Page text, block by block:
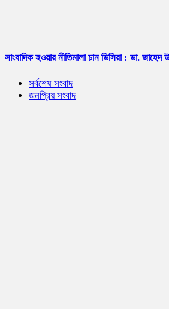
সাংবাদিক হওয়ার নীতিমালা চান ডিসিরা : ডা. জাহেদ
সর্বশেষ সংবাদ
জনপ্রিয় সংবাদ